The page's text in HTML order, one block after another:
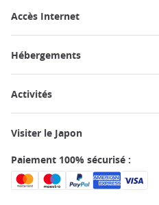
Accès Internet
Hébergements
Activités
Visiter le Japon
Paiement 100% sécurisé :